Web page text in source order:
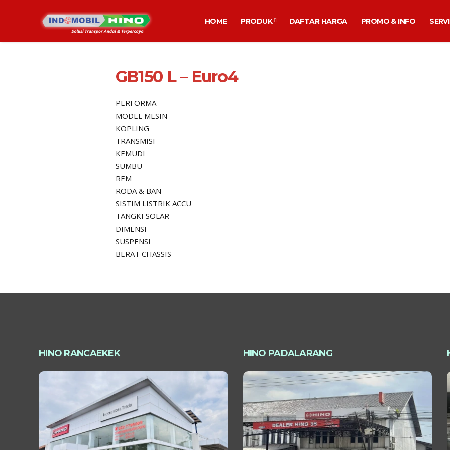
HOME PRODUK DAFTAR HARGA PROMO & INFO
GB150 L – Euro4
PERFORMA
MODEL MESIN
KOPLING
TRANSMISI
KEMUDI
SUMBU
REM
RODA & BAN
SISTIM LISTRIK ACCU
TANGKI SOLAR
DIMENSI
SUSPENSI
BERAT CHASSIS
HINO RANCAEKEK HINO PADALARANG